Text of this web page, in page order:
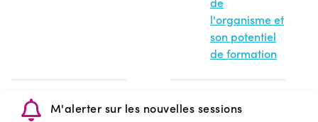
l'organisme et
son potentiel
de formation
M'alerter sur les nouvelles sessions